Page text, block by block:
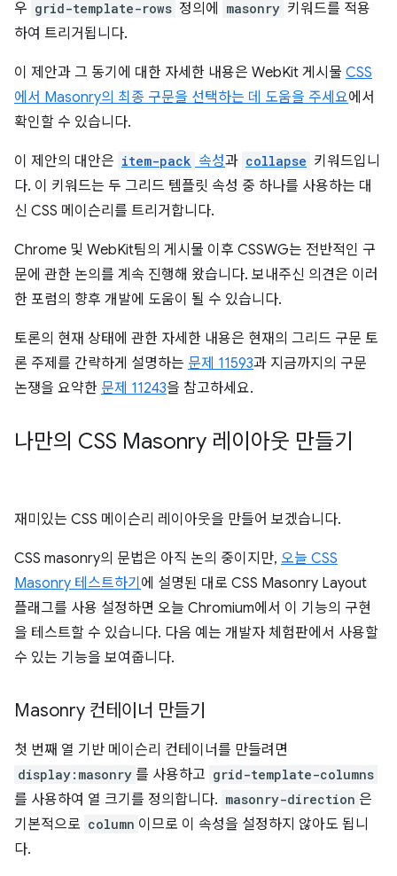
우 grid-template-rows 정의에 masonry 키워드를 적용
하여 트리거됩니다.
이 제안과 그 동기에 대한 자세한 내용은 WebKit 게시물 CSS
에서 Masonry의 최종 구문을 선택하는 데 도움을 주세요에서
확인할 수 있습니다.
이 제안의 대안은 item-pack 속성과 collapse 키워드입니
다. 이 키워드는 두 그리드 템플릿 속성 중 하나를 사용하는 대
신 CSS 메이슨리를 트리거합니다.
Chrome 및 WebKit팀의 게시물 이후 CSSWG는 전반적인 구
문에 관한 논의를 계속 진행해 왔습니다. 보내주신 의견은 이러
한 포럼의 향후 개발에 도움이 될 수 있습니다.
토론의 현재 상태에 관한 자세한 내용은 현재의 그리드 구문 토
론 주제를 간략하게 설명하는 문제 11593과 지금까지의 구문
논쟁을 요약한 문제 11243을 참고하세요.
나만의 CSS Masonry 레이아웃 만들기
재미있는 CSS 메이슨리 레이아웃을 만들어 보겠습니다.
CSS masonry의 문법은 아직 논의 중이지만, 오늘 CSS
Masonry 테스트하기 에 설명된 대로 CSS Masonry Layout
플래그를 사용 설정하면 오늘 Chromium에서 이 기능의 구현
을 테스트할 수 있습니다. 다음 예는 개발자 체험판에서 사용할
수 있는 기능을 보여줍니다.
Masonry 컨테이너 만들기
첫 번째 열 기반 메이슨리 컨테이너를 만들려면
display:masonry 를 사용하고 grid-template-columns
를 사용하여 열 크기를 정의합니다. masonry-direction 은
기본적으로 column 이므로 이 속성을 설정하지 않아도 됩니
다.